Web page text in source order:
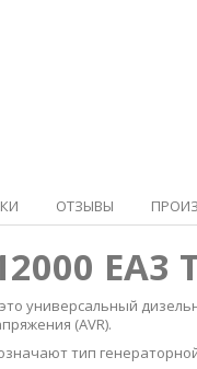
ОТЗЫВЫ
12000
универсальный
(AVR).
тип